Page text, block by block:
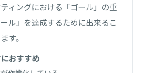
ィングにおける「ゴール」の重
ル」を達成するために出来るこ
す。
おすすめ